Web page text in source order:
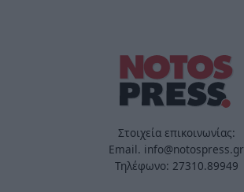
Στοιχεία επικοινωνίας:
Email. info@notospress.gr
Τηλέφωνο: 27310.89949